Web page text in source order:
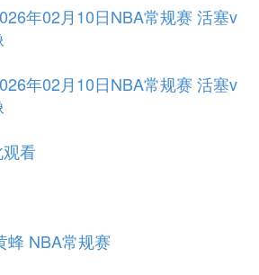
年02月10日NBA常规赛 活塞v
年02月10日NBA常规赛 活塞v
看
蜂 NBA常规赛